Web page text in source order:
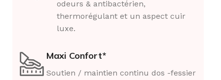
odeurs & antibactérien,
thermorégulant et un aspect cuir
luxe.
Maxi Confort*
Soutien / maintien continu dos -fessier